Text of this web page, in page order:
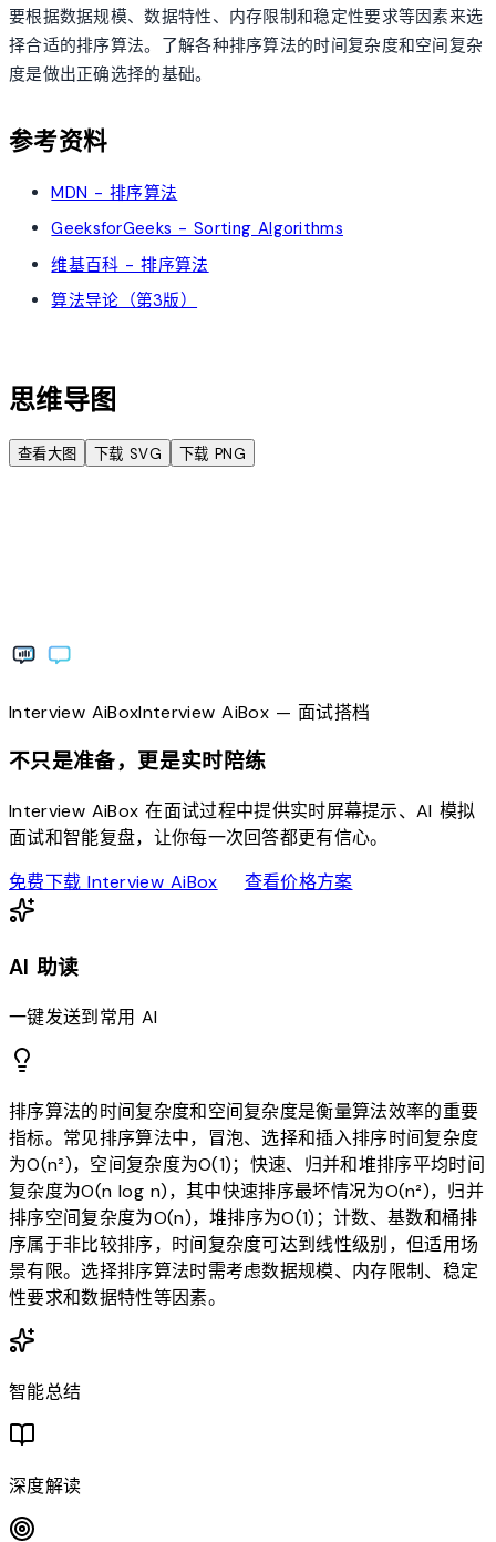
要根据数据规模、数据特性、内存限制和稳定性要求等因素来选
择合适的排序算法。了解各种排序算法的时间复杂度和空间复杂
度是做出正确选择的基础。
参考资料
MDN - 排序算法
GeeksforGeeks - Sorting Algorithms
维基百科 - 排序算法
算法导论（第3版）
思维导图
查看大图 下载 SVG 下载 PNG
Interview AiBoxInterviewAiBox— 面试搭档
不只是准备，更是实时陪练
Interview AiBox 在面试过程中提供实时屏幕提示、AI 模拟
面试和智能复盘，让你每一次回答都更有信心。
免费下载 Interview AiBoxdownload查看价格方案sell
AI 助读
一键发送到常用 AI
排序算法的时间复杂度和空间复杂度是衡量算法效率的重要
指标。常见排序算法中，冒泡、选择和插入排序时间复杂度
为O(n²)，空间复杂度为O(1)；快速、归并和堆排序平均时间
复杂度为O(n log n)，其中快速排序最坏情况为O(n²)，归并
排序空间复杂度为O(n)，堆排序为O(1)；计数、基数和桶排
序属于非比较排序，时间复杂度可达到线性级别，但适用场
景有限。选择排序算法时需考虑数据规模、内存限制、稳定
性要求和数据特性等因素。
智能总结
深度解读